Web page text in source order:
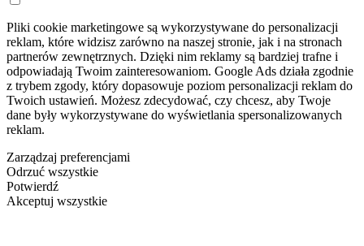
Pliki cookie marketingowe są wykorzystywane do personalizacji
reklam, które widzisz zarówno na naszej stronie, jak i na stronach
partnerów zewnętrznych. Dzięki nim reklamy są bardziej trafne i
odpowiadają Twoim zainteresowaniom. Google Ads działa zgodnie
z trybem zgody, który dopasowuje poziom personalizacji reklam do
Twoich ustawień. Możesz zdecydować, czy chcesz, aby Twoje
dane były wykorzystywane do wyświetlania spersonalizowanych
reklam.
Zarządzaj preferencjami
Odrzuć wszystkie
Potwierdź
Akceptuj wszystkie